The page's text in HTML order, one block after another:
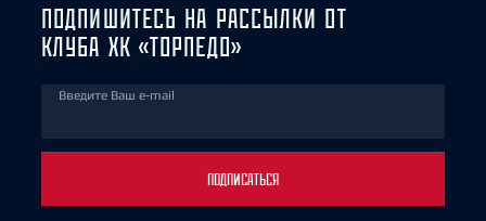
ПОДПИШИТЕСЬ НА РАССЫЛКИ ОТ
КЛУБА ХК «ТОРПЕДО»
Введите Ваш e-mail
ПОДПИСАТЬСЯ